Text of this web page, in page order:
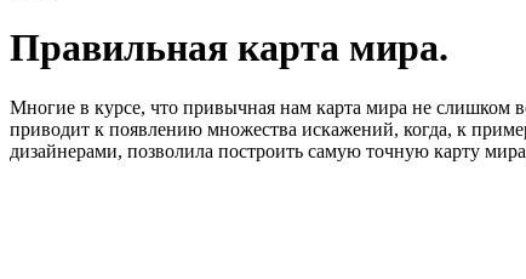
Правильная карта мира.
Многие в курсе, что привычная нам карта мира не слишком
приводит к появлению множества искажений, когда, к
дизайнерами, позволила построить самую точную карту